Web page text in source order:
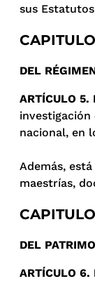
sus
DEL
ARTÍCULO
nacional, en
Además,
maestrías,
DEL
ARTÍCULO